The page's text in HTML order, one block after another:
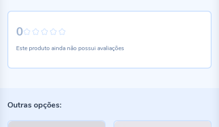
0
Este produto ainda não possui avaliações
Outras opções: